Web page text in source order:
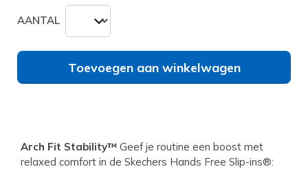
AANTAL
Toevoegen aan winkelwagen
Arch Fit Stability™ Geef je routine een boost met
relaxed comfort in de Skechers Hands Free Slip-ins®: